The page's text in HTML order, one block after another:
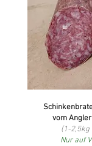
vom
(1-
Nur auf